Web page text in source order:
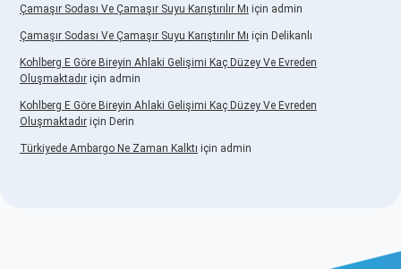
Çamaşır Sodası Ve Çamaşır Suyu Karıştırılır Mı için admin
Çamaşır Sodası Ve Çamaşır Suyu Karıştırılır Mı için Delikanlı
Kohlberg E Göre Bireyin Ahlaki Gelişimi Kaç Düzey Ve Evreden
Oluşmaktadır için admin
Kohlberg E Göre Bireyin Ahlaki Gelişimi Kaç Düzey Ve Evreden
Oluşmaktadır için Derin
Türkiyede Ambargo Ne Zaman Kalktı için admin